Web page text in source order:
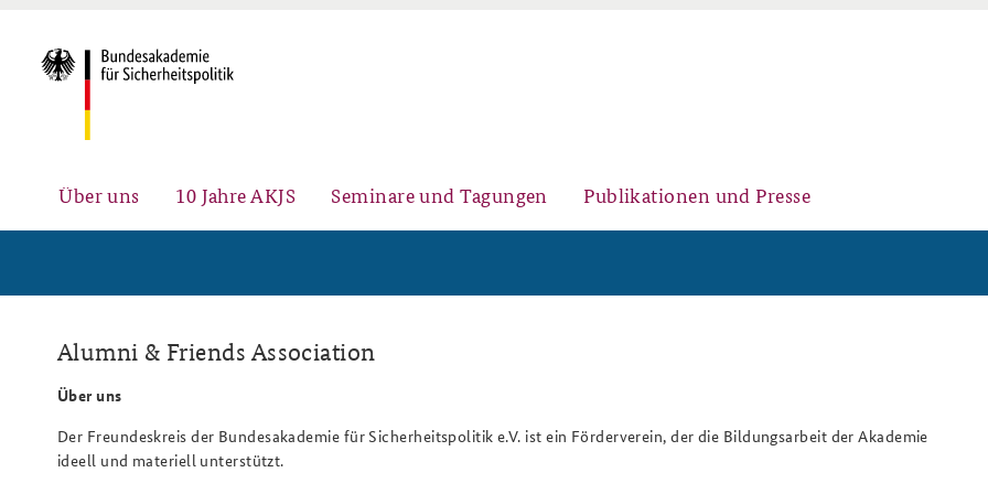
Über uns
Auftrag und Organisation
Team
10 Jahre AKJS Seminare und Tagungen
Führungskräfteseminar für
Sicherheitspolitik
Fachseminar Digitalisierung und
Publikationen und Presse
#angeBAKSt: Aktuelle
Kommentare zur
Ansprechpartner für Presse- und
Alumni & Friends Association
Über uns
Der Freundeskreis der Bundesakademie für Sicherheitspolitik e.V. ist ein Förderverein, der die Bildungsarbeit der Akademie
ideell und materiell unterstützt.